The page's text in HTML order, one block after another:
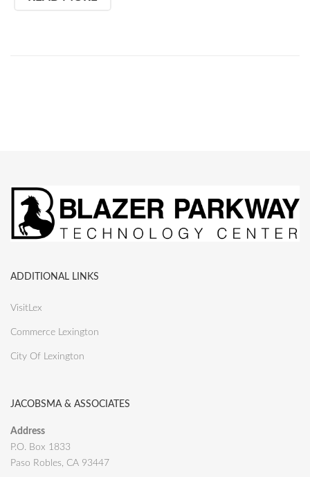
ADDITIONAL LINKS
VisitLex
Commerce Lexington
City Of Lexington
JACOBSMA & ASSOCIATES
Address
P.O. Box 1833
Paso Robles, CA 93447